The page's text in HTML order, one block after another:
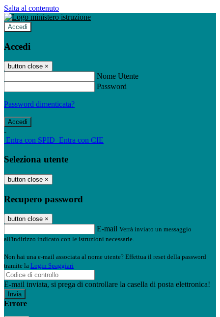
Salta al contenuto
Accedi
Accedi
button close ×
Nome Utente
Password
Password dimenticata?
-
Entra con SPID Entra con CIE
Seleziona utente
button close ×
Recupero password
button close ×
E-mail Verrà inviato un messaggio
all'indirizzo indicato con le istruzioni necessarie.
Non hai una e-mail associata al nome utente? Effettua il reset della password
tramite la Login Spaggiari
E-mail inviata, si prega di controllare la casella di posta elettronica!
Errore